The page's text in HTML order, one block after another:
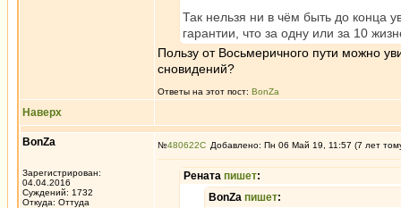
Так нельзя ни в чём быть до конца
гарантии, что за одну или за 10
Пользу от Восьмеричного пути можно
сновидений?
Ответы на этот пост: BonZa
Наверх
BonZa
Зарегистрирован:
04.04.2016
Суждений: 1732
Откуда: Oттyдa
№480622 Добавлено: Пн 06 Май 19, 11:57 (7 лет
Рената пишет:
BonZa пишет: